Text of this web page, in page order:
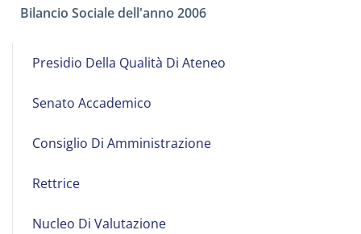
navigation
Presidio Della Qualità Di Ateneo
Senato Accademico
Consiglio Di Amministrazione
Rettrice
Nucleo Di Valutazione
Bilancio Sociale dell'anno 2006